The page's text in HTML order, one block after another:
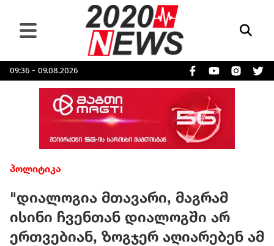
09:36 - 09.08.2026
პოლიტიკა
"დიალოგია მთავარი, მაგრამ
ისინი ჩვენთან დიალოგში არ
ერთვებიან, ზოგჯერ აღიარებენ ამ